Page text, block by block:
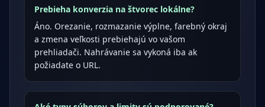
Prebieha konverzia na štvorec lokálne?
Áno. Orezanie, rozmazanie výplne, farebný okraj
a zmena veľkosti prebiehajú vo vašom
prehliadači. Nahrávanie sa vykoná iba ak
požiadate o URL.